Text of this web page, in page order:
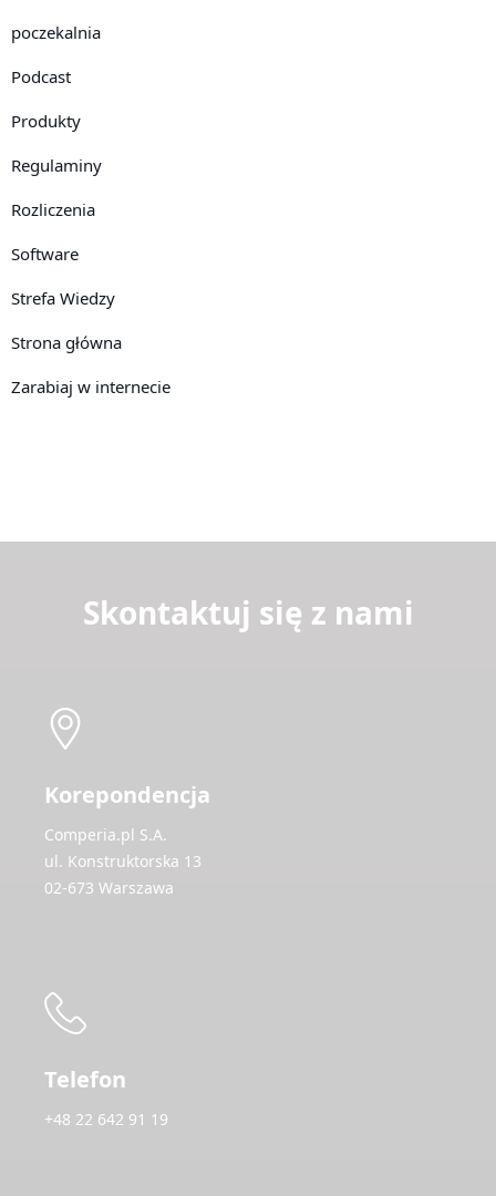
poczekalnia
Podcast
Produkty
Regulaminy
Rozliczenia
Software
Strefa Wiedzy
Strona główna
Zarabiaj w internecie
Skontaktuj się z nami
Korepondencja
Comperia.pl S.A.
ul. Konstruktorska 13
02-673 Warszawa
Telefon
+48 22 642 91 19